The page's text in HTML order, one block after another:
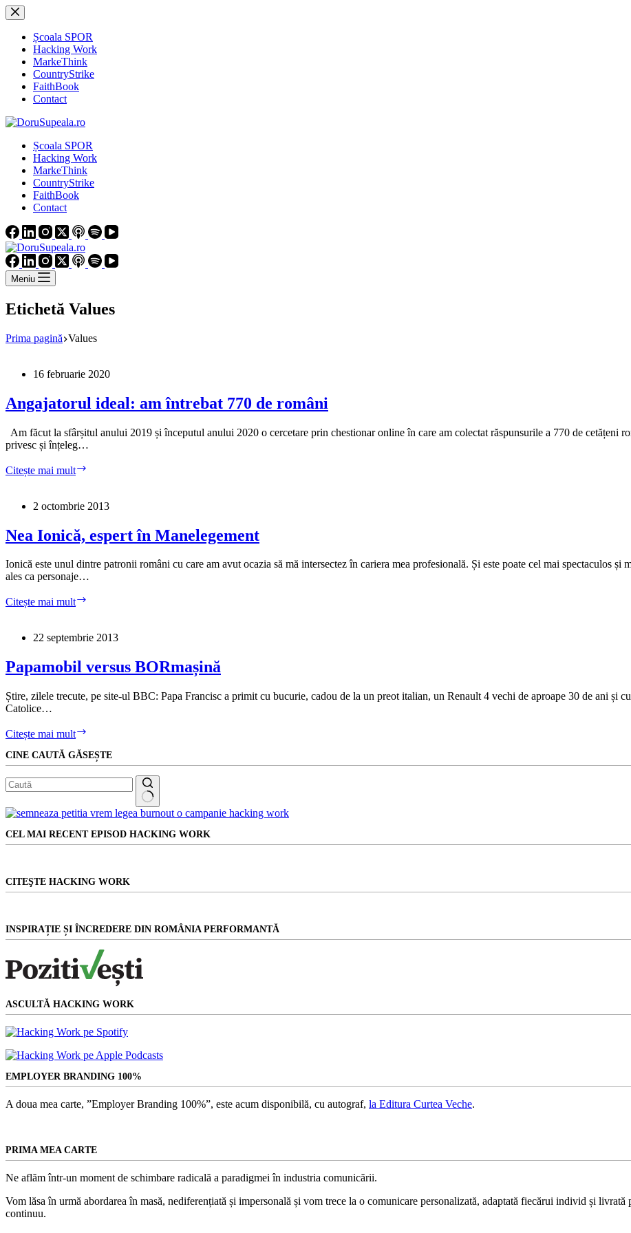
Sari
la
conținutȘcoala SPOR
Hacking Work
MarkeThink
CountryStrike
FaithBook
Contact
Școala SPOR
Hacking Work
MarkeThink
CountryStrike
FaithBook
Contact
Meniu
Etichetă Values
Prima pagină Values
16 februarie 2020
Angajatorul ideal: am întrebat 770 de români
Am făcut la sfârșitul anului 2019 și începutul anului 2020 o cercetare prin chestionar online în care am colectat răspunsurile a 770 de cetățeni
privesc și înțeleg…
Citește mai mult
întrebat
români
2 octombrie 2013
Nea Ionică, espert în Manelegement
Ionică este unul dintre patronii români cu care am avut ocazia să mă intersectez în cariera mea profesională. Și este poate cel mai spectaculos
ales ca personaje…
Citește mai mult
în
22 septembrie 2013
Papamobil versus BORmașină
Știre, zilele trecute, pe site-ul BBC: Papa Francisc a primit cu bucurie, cadou de la un preot italian, un Renault 4 vechi de aproape 30 de ani și
Catolice…
Citește mai mult
BORmașină
CINE CAUTĂ GĂSEȘTE
Niciun
CEL MAI RECENT EPISOD HACKING WORK
CITEŞTE HACKING WORK
INSPIRAȚIE ȘI ÎNCREDERE DIN ROMÂNIA PERFORMANTĂ
ASCULTĂ HACKING WORK
EMPLOYER BRANDING 100%
A doua mea carte, ”Employer Branding 100%”, este acum disponibilă, cu autograf, la Editura Curtea Veche.
PRIMA MEA CARTE
Ne aflăm într-un moment de schimbare radicală a paradigmei în industria comunicării.
Vom lăsa în urmă abordarea în masă, nediferențiată și impersonală și vom trece la o comunicare personalizată, adaptată fiecărui individ și
continuu.